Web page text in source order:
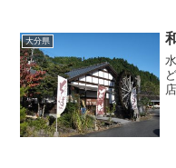
大分県